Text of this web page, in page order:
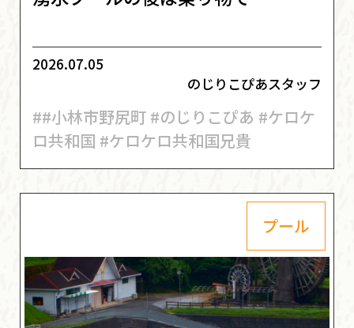
2026.07.05
のじりこぴあスタッフ
##小林市野尻町 #のじりこぴあ #ケロケ
ロ共和国 #ケロケロ共和国兄貴
プール